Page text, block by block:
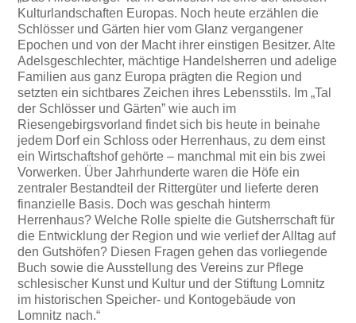
Kulturlandschaften Europas. Noch heute erzählen die
Schlösser und Gärten hier vom Glanz vergangener
Epochen und von der Macht ihrer einstigen Besitzer. Alte
Adelsgeschlechter, mächtige Handelsherren und adelige
Familien aus ganz Europa prägten die Region und
setzten ein sichtbares Zeichen ihres Lebensstils. Im „Tal
der Schlösser und Gärten” wie auch im
Riesengebirgsvorland findet sich bis heute in beinahe
jedem Dorf ein Schloss oder Herrenhaus, zu dem einst
ein Wirtschaftshof gehörte – manchmal mit ein bis zwei
Vorwerken. Über Jahrhunderte waren die Höfe ein
zentraler Bestandteil der Rittergüter und lieferte deren
finanzielle Basis. Doch was geschah hinterm
Herrenhaus? Welche Rolle spielte die Gutsherrschaft für
die Entwicklung der Region und wie verlief der Alltag auf
den Gutshöfen? Diesen Fragen gehen das vorliegende
Buch sowie die Ausstellung des Vereins zur Pflege
schlesischer Kunst und Kultur und der Stiftung Lomnitz
im historischen Speicher- und Kontogebäude von
Lomnitz nach.“